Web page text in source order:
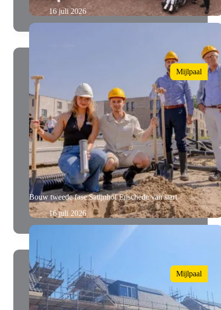
16 juli 2026
Mijlpaal
Bouw tweede fase Satijnhof Enschede van start
16 juli 2026
Mijlpaal